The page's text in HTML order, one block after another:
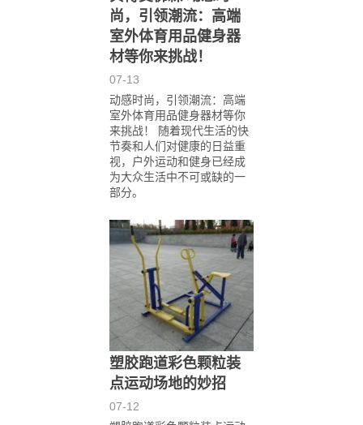
尚，引领潮流：高端
室外体育用品健身器
材等你来挑战！
07-13
动感时尚，引领潮流：高端
室外体育用品健身器材等你
来挑战！ 随着现代生活的快
节奏和人们对健康的日益重
视，户外运动和健身已经成
为大众生活中不可或缺的一
部分。
塑胶跑道彩色颗粒装
点运动场地的妙招
07-12